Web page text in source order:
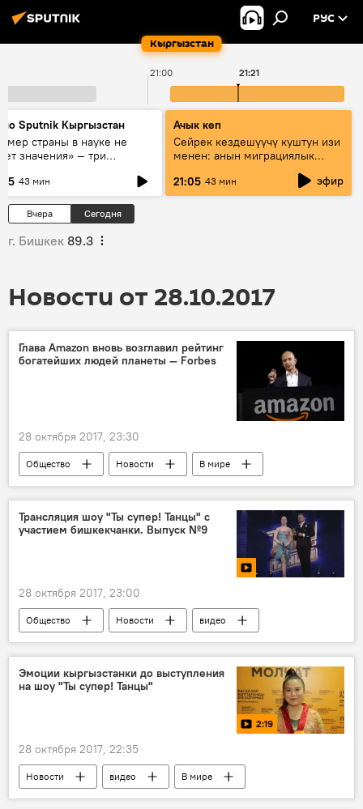
Кыргызстан
РУС
21:00 21:21
Sputnik Кыргызстан
страны в науке не
значения» — три
и Кыргызстана в
и исследованиях
43 мин
Ачык кеп
Сейрек кездешүүчү куштун изи
менен: анын миграциялык
жолу эмнеден кабар берет?
21:05 43 мин эфир
Вчера Сегодня
г. Бишкек 89.3
Новости от 28.10.2017
Глава Amazon вновь возглавил рейтинг
богатейших людей планеты — Forbes
28 октября 2017, 23:30
Общество Новости
В мире
США
Forbes
рейтинг
богатство
Трансляция шоу "Ты супер! Танцы" с
участием бишкекчанки. Выпуск №9
28 октября 2017, 23:00
Общество Новости
видео
В мире
Мультимедиа
НТВ
Эмоции кыргызстанки до выступления
на шоу "Ты супер! Танцы"
2:19
28 октября 2017, 22:35
Новости видео
В мире
Культура
Мультимедиа
НТВ